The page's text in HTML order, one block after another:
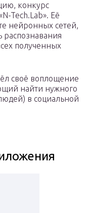
конкурс
Tech.Lab». Её
нейронных сетей,
распознавания
полученных
своё воплощение
найти нужного
в социальной